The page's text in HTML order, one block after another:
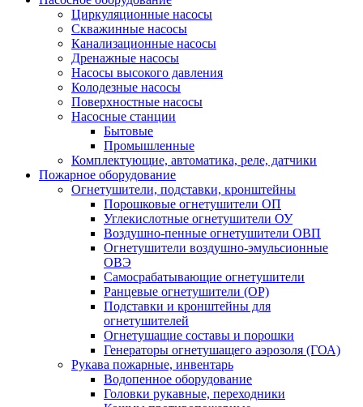
Циркуляционные насосы
Скважинные насосы
Канализационные насосы
Дренажные насосы
Насосы высокого давления
Колодезные насосы
Поверхностные насосы
Насосные станции
Бытовые
Промышленные
Комплектующие, автоматика, реле, датчики
Пожарное оборудование
Огнетушители, подставки, кронштейны
Порошковые огнетушители ОП
Углекислотные огнетушители ОУ
Воздушно-пенные огнетушители ОВП
Огнетушители воздушно-эмульсионные
ОВЭ
Самосрабатывающие огнетушители
Ранцевые огнетушители (ОР)
Подставки и кронштейны для
огнетушителей
Огнетушащие составы и порошки
Генераторы огнетушащего аэрозоля (ГОА)
Рукава пожарные, инвентарь
Водопенное оборудование
Головки рукавные, переходники